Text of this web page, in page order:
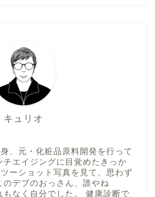
キュリオ
、元・化粧品原料開発を行って
エイジングに目覚めたきっか
ーショット写真を見て、思わず
デブのおっさん、誰やね
なく自分でした。 健康診断で